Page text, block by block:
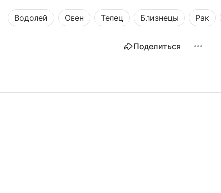
Водолей Овен Телец Близнецы Рак
Поделиться